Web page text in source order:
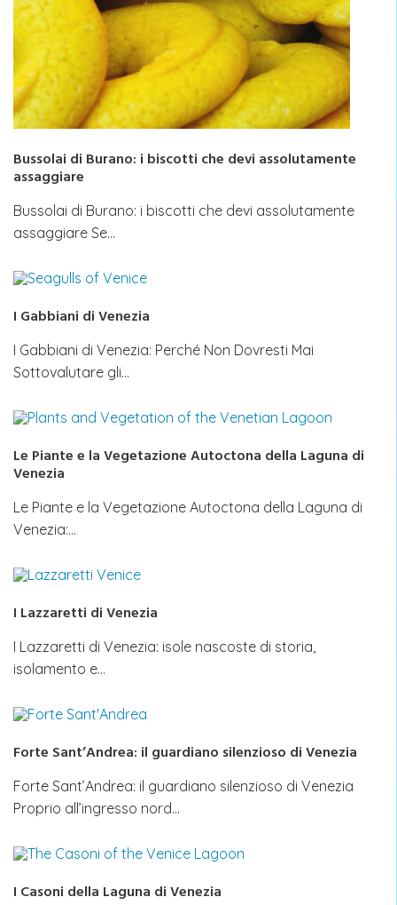
Bussolai di Burano: i biscotti che devi assolutamente
assaggiare
Bussolai di Burano: i biscotti che devi assolutamente
assaggiare Se…
I Gabbiani di Venezia
I Gabbiani di Venezia: Perché Non Dovresti Mai
Sottovalutare gli…
Le Piante e la Vegetazione Autoctona della Laguna di
Venezia
Le Piante e la Vegetazione Autoctona della Laguna di
Venezia:…
I Lazzaretti di Venezia
I Lazzaretti di Venezia: isole nascoste di storia,
isolamento e…
Forte Sant’Andrea: il guardiano silenzioso di Venezia
Forte Sant’Andrea: il guardiano silenzioso di Venezia
Proprio all’ingresso nord…
I Casoni della Laguna di Venezia